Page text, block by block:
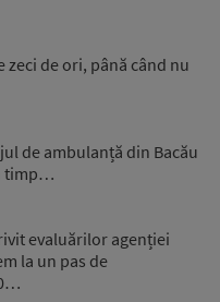
zeci de ori, până când nu
de ambulanță din Bacău
timp…
evaluărilor agenției
la un pas de